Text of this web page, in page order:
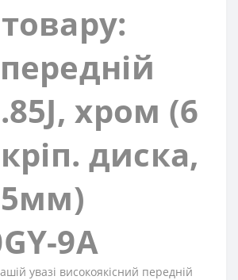
хром (6
диска,
9A
увазі високоякісний передній